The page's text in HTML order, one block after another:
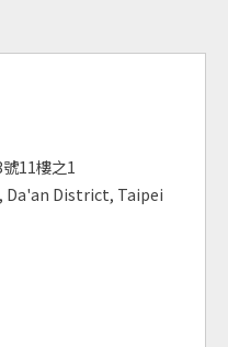
11樓之1
Da'an District, Taipei